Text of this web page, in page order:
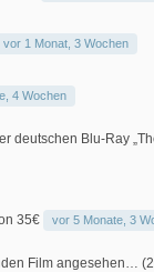
vor 1 Monat, 3 Wochen
4 Wochen
deutschen Blu-Ray
35€ vor 5 Monate, 3
Film angesehen…